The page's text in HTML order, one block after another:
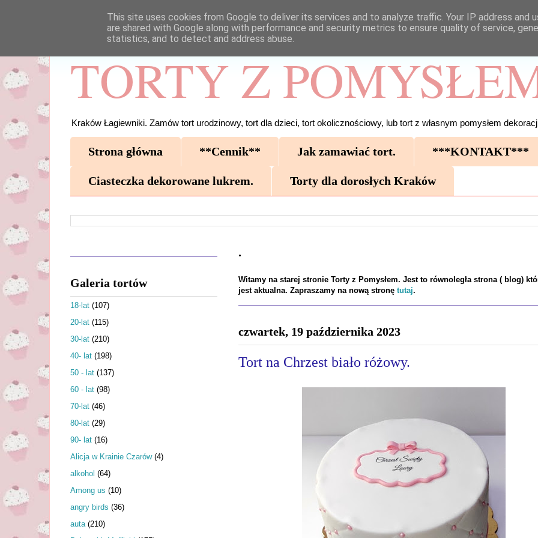
TORTY Z
Kraków Łagiewniki. Zamów tort urodzinowy, tort dla dzieci, tort okolicznościowy, lub tort z własnym pomysłem
Strona główna **Cennik** Jak zamawiać tort. ***KONTAKT***
Ciasteczka dekorowane lukrem. Torty dla dorosłych Kraków
.
Witamy na starej stronie Torty z Pomysłem. Jest to równoległa strona ( blog)
jest aktualna. Zapraszamy na nową stronę tutaj.
czwartek, 19 października 2023
Tort na Chrzest biało różowy.
Galeria tortów
18-lat (107)
20-lat (115)
30-lat (210)
40- lat (198)
50 - lat (137)
60 - lat (98)
70-lat (46)
80-lat (29)
90- lat (16)
Alicja w Krainie Czarów (4)
alkohol (64)
Among us (10)
angry birds (36)
auta (210)
This site uses cookies from Google to deliver its services and to analyze traffic. Your IP address and
are shared with Google along with performance and security metrics to ensure quality of service,
statistics, and to detect and address abuse.